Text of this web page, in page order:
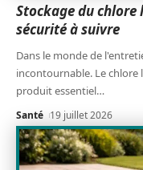
Stockage du chlore
sécurité à suivre
Dans le monde de
incontournable. Le
produit essentiel…
Santé 19 juillet 2026